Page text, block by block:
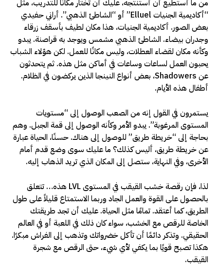
من ما أستطيع أن أستنتجه، عليك أن تختار مكانًا للتدريب، مثل
“أكاديمية الجنيات Elluel” أو “الشاطئ الذهبي”. أراني حفيدي
بعض الصور. أكاديمية الجنيات، هذا مكان لطيف بأسقف زرقاء
وجدران بيضاء. الشاطئ الذهبي مشمس ويوجد به قراصنة. يبدو
وكأنه مكان لقضاء العطلات، وليس مكانًا للعمل. لكن هؤلاء الشباب
يحبون العمل لساعات وساعات في أماكن مثل هذه. ثم يتحدثون
عن Shadowers، بعض أنواع النينجا الذين يركضون في الظلام.
أطفال هذه الأيام.
يستمرون في القول إنه من الصعب الوصول إلى “مستويات
المستوى المرغوبة”. يبدو الأمر وكأنه الوصول إلى قمة الجبل. وهم
بحاجة إلى “خريطة طريق” للوصول إلى هناك. حسنًا، الحياة عبارة
عن خريطة طريق، أليس كذلك؟ ما عليك سوى وضع قدم أمام
الأخرى، وفي النهاية، ستصل إلى المكان الذي تريد الذهاب إليه.
لذا، فإن رقصة خشب القيقب في المستوى LVL هذه… تتعلق
بالحصول على القوة والعمل الجاد وربما الاستمتاع قليلاً على طول
الطريق، كما أعتقد. تمامًا مثل الحياة. عليك أن تجد طريقتك
الخاصة للرقص مع الخشب، سواء كان ذلك في اللعبة أو في العالم
الحقيقي. وتذكر دائمًا أن تأكل خضرواتك وتذهب إلى الفراش مبكرًا.
هكذا تصبح قويًا بما يكفي لأي شيء، حتى الرقص مع شجرة
القيقب.